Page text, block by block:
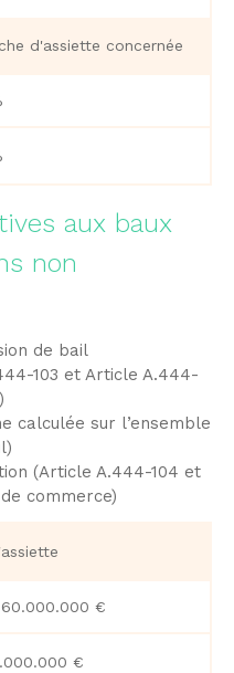
d'assiette concernée
aux baux
non
de bail
103 et Article A.444-
calculée sur l’ensemble
(Article A.444-104 et
commerce)
€​
€​